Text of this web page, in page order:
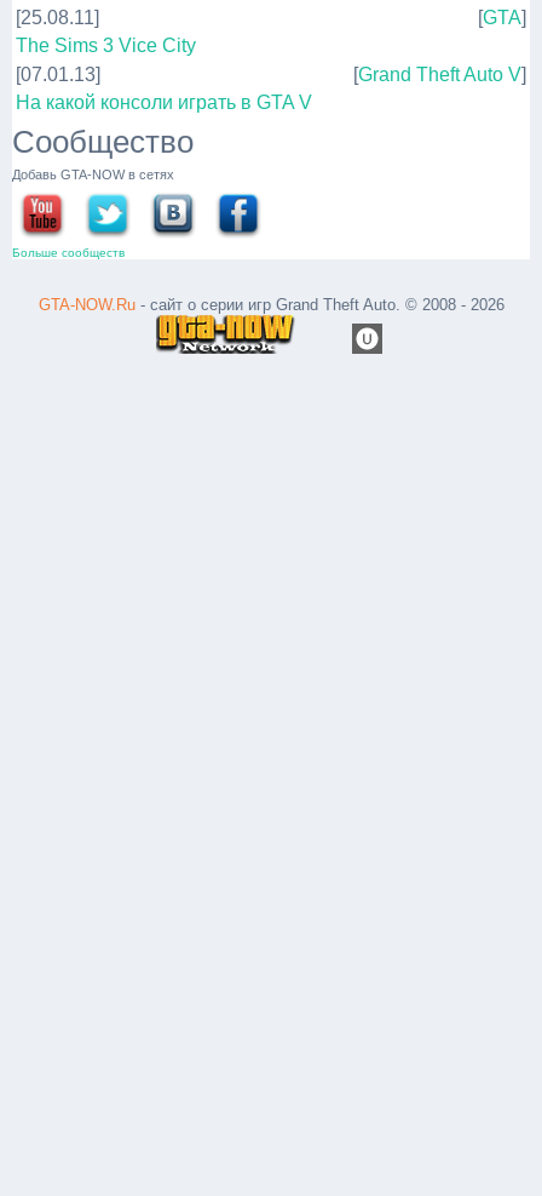
[25.08.11]
[GTA]
The Sims 3 Vice City
[07.01.13]
[Grand Theft Auto V]
На какой консоли играть в GTA V
Сообщество
Добавь GTA-NOW в сетях
Больше сообществ
GTA-NOW.Ru- сайт о серии игр Grand Theft Auto. © 2008 - 2026